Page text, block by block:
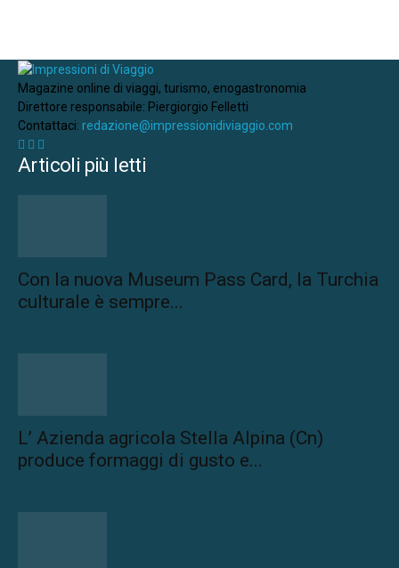
Magazine online di viaggi, turismo, enogastronomia
Direttore responsabile: Piergiorgio Felletti
Contattaci: redazione@impressionidiviaggio.com
Articoli più letti
Con la nuova Museum Pass Card, la Turchia
culturale è sempre...
L’ Azienda agricola Stella Alpina (Cn)
produce formaggi di gusto e...